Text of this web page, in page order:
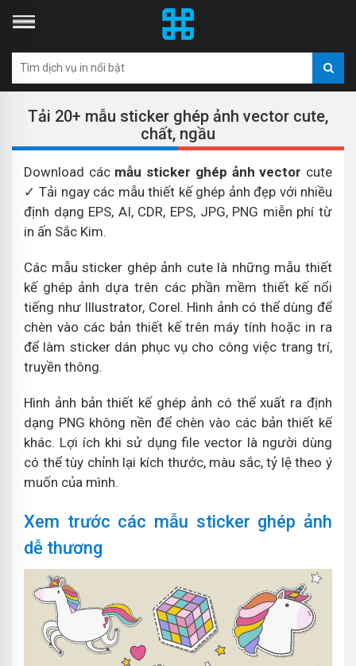
Tải 20+ mẫu sticker ghép ảnh vector cute,
chất, ngầu
Download các mẫu sticker ghép ảnh vector cute
✓ Tải ngay các mẫu thiết kế ghép ảnh đẹp với nhiều
định dạng EPS, AI, CDR, EPS, JPG, PNG miễn phí từ
in ấn Sắc Kim.
Các mẫu sticker ghép ảnh cute là những mẫu thiết
kế ghép ảnh dựa trên các phần mềm thiết kế nổi
tiếng như Illustrator, Corel. Hình ảnh có thể dùng để
chèn vào các bản thiết kế trên máy tính hoặc in ra
để làm sticker dán phục vụ cho công việc trang trí,
truyền thông.
Hình ảnh bản thiết kế ghép ảnh có thể xuất ra định
dạng PNG không nền để chèn vào các bản thiết kế
khác. Lợi ích khi sử dụng file vector là người dùng
có thể tùy chỉnh lại kích thước, màu sắc, tỷ lệ theo ý
muốn của mình.
Xem trước các mẫu sticker ghép ảnh
dễ thương